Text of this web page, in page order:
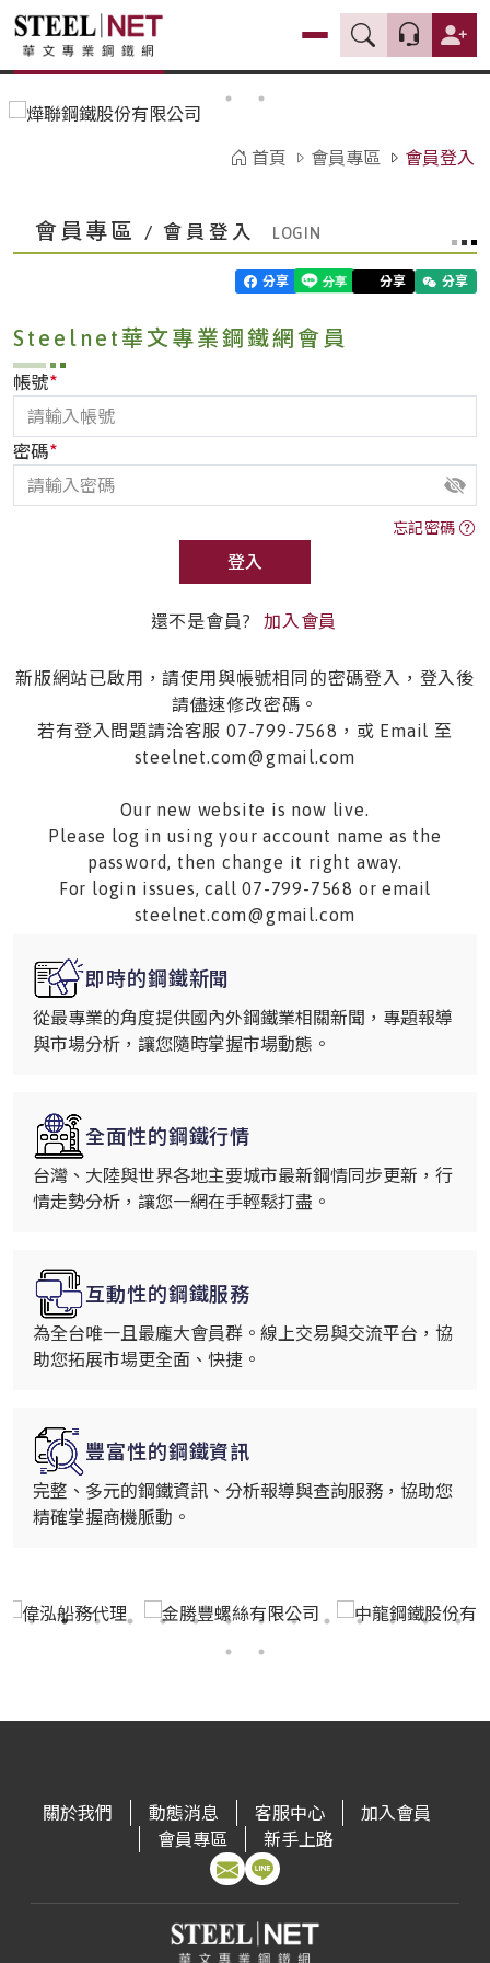
首頁 會員專區 會員登入
會員專區 / 會員登入
分享 分享 分享
Steelnet華文專業鋼鐵網會員
帳號*
密碼*
忘記密碼
登入
還不是會員? 加入會員
新版網站已啟用，請使用與帳號相同的密碼登入，登入後
請儘速修改密碼。
若有登入問題請洽客服 07-799-7568，或 Email 至
steelnet.com@gmail.com
Our new website is now live.
Please log in using your account name as the
password, then change it right away.
For login issues, call 07-799-7568 or email
steelnet.com@gmail.com
即時的鋼鐵新聞
從最專業的角度提供國內外鋼鐵業相關新聞，專題報導
與市場分析，讓您隨時掌握市場動態。
全面性的鋼鐵行情
台灣、大陸與世界各地主要城市最新鋼情同步更新，行
情走勢分析，讓您一網在手輕鬆打盡。
互動性的鋼鐵服務
為全台唯一且最龐大會員群。線上交易與交流平台，協
助您拓展市場更全面、快捷。
豐富性的鋼鐵資訊
完整、多元的鋼鐵資訊、分析報導與查詢服務，協助您
精確掌握商機脈動。
關於我們 動態消息 客服中心
加入會員
會員專區
新手上路